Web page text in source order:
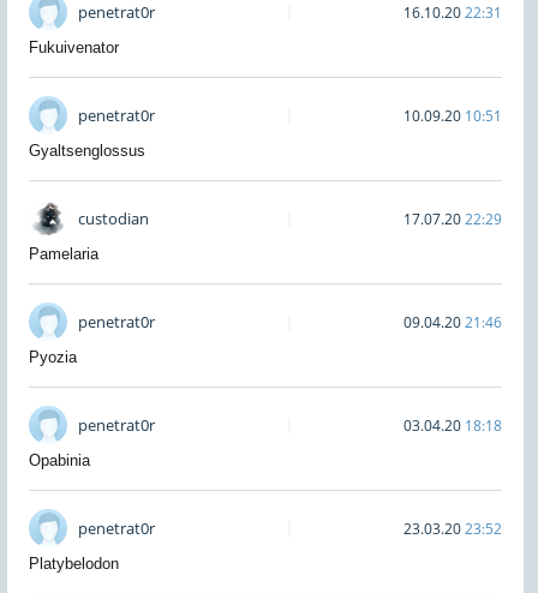
penetrat0r 16.10.2022:31
Fukuivenator
penetrat0r 10.09.20 10:51
Gyaltsenglossus
custodian 17.07.2022:29
Pamelaria
penetrat0r 09.04.2021:46
Pyozia
penetrat0r 03.04.20 18:18
Opabinia
penetrat0r 23.03.2023:52
Platybelodon